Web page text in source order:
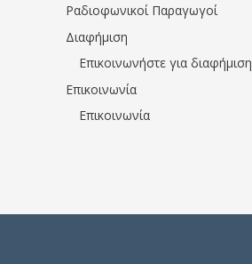
Ραδιοφωνικοί Παραγωγοί
Διαφήμιση
Επικοινωνήστε για διαφήμιση
Επικοινωνία
Επικοινωνία